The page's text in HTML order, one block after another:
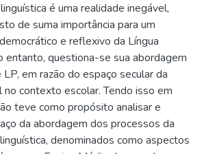
é uma realidade inegável,
de suma importância para um
e reflexivo da Língua
entanto, questiona-se sua abordagem
em razão do espaço secular da
no contexto escolar. Tendo isso em
teve como propósito analisar e
da abordagem dos processos da
denominados como aspectos